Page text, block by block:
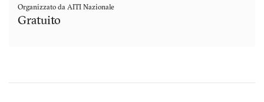
Organizzato da AITI Nazionale
Gratuito